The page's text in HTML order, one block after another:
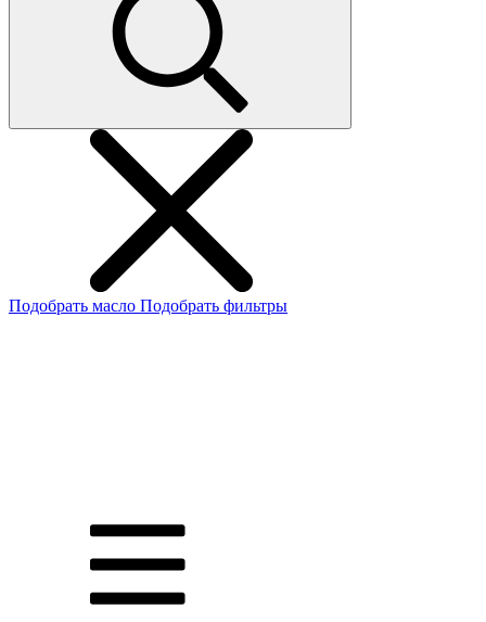
Подобрать масло Подобрать фильтры